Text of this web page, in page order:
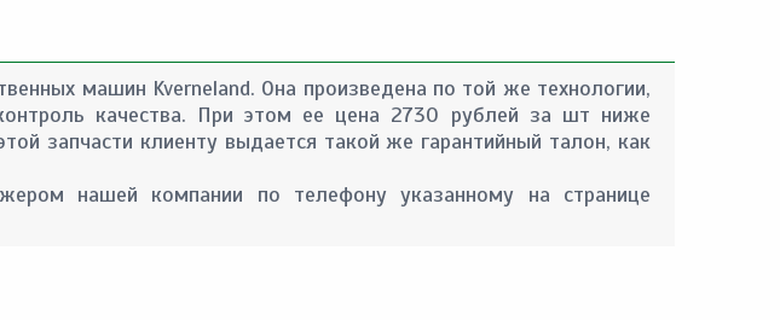
машин Kverneland. Она произведена по той же технологии,
качества. При этом ее цена 2730 рублей за шт ниже
запчасти клиенту выдается такой же гарантийный талон, как
нашей компании по телефону указанному на странице